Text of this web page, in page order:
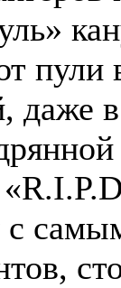
пули
даже